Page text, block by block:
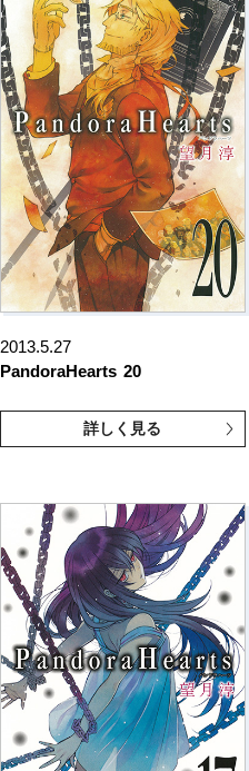
2013.5.27
PandoraHearts 20
詳しく見る